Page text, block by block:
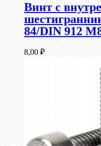
Винт c
84/DIN 912
8,00 ₽